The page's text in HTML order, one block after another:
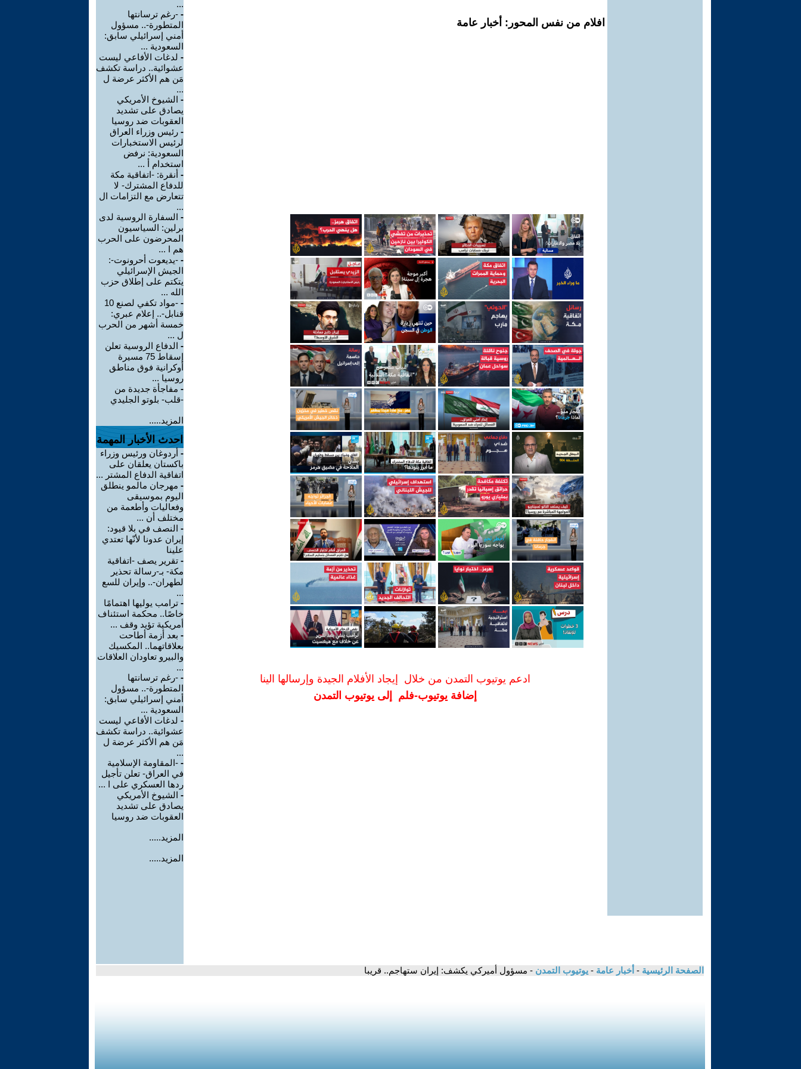
افلام من نفس المحور: أخبار عامة
ادعم يوتيوب التمدن من خلال إيجاد الأفلام الجيدة وإرسالها الينا
إضافة يوتيوب-فلم إلى يوتيوب التمدن
...
- -رغم ترسانتها
المتطورة-.. مسؤول
أمني إسرائيلي سابق:
السعودية ...
- لدغات الأفاعي ليست
عشوائية.. دراسة تكشف
مَن هم الأكثر عرضة ل
...
- الشيوخ الأمريكي
يصادق على تشديد
العقوبات ضد روسيا
- رئيس وزراء العراق
لرئيس الاستخبارات
السعودية: نرفض
استخدام أ ...
- أنقرة: -اتفاقية مكة
للدفاع المشترك- لا
تتعارض مع التزامات ال
...
- السفارة الروسية لدى
برلين: السياسيون
المحرضون على الحرب
هم ا ...
- -يديعوت أحرونوت-:
الجيش الإسرائيلي
يتكتم على إطلاق حزب
الله ...
-
-مواد تكفي لصنع 10
قنابل-.. إعلام عبري:
خمسة أشهر من الحرب
ل ...
- الدفاع الروسية تعلن
إسقاط 75 مسيرة
أوكرانية فوق مناطق
روسيا ...
- مفاجأة جديدة من
-قلب- بلوتو الجليدي
المزيد.....
احدث الأخبار المهمة
- أردوغان ورئيس وزراء
باكستان يعلقان على
اتفاقية الدفاع المشتر ...
- مهرجان مالمو ينطلق
اليوم بموسيقى
وفعاليات وأطعمة من
مختلف أن ...
- النصف في بلا قيود:
إيران عدونا لأنّها تعتدي
علينا
- تقرير يصف -اتفاقية
مكة- بـ-رسالة تحذير
لطهران-.. وإيران للسع
...
- ترامب يوليها اهتمامًا
خاصًا.. محكمة استئناف
أمريكية تؤيد وقف ...
- بعد أزمة أطاحت
بعلاقاتهما.. المكسيك
والبيرو تعاودان العلاقات
...
- -رغم ترسانتها
المتطورة-.. مسؤول
أمني إسرائيلي سابق:
السعودية ...
- لدغات الأفاعي ليست
عشوائية.. دراسة تكشف
مَن هم الأكثر عرضة ل
...
- -المقاومة الإسلامية
في العراق- تعلن تأجيل
ردها العسكري على ا ...
- الشيوخ الأمريكي
يصادق على تشديد
العقوبات ضد روسيا
المزيد.....
المزيد.....
الصفحة الرئيسية - أخبار عامة - يوتيوب التمدن - مسؤول أميركي يكشف: إيران ستهاجم.. قريبا